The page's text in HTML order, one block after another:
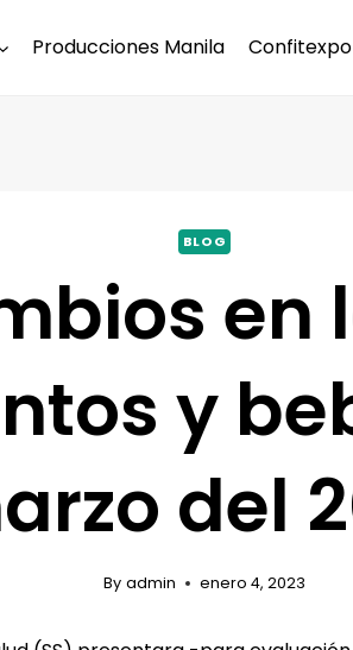
Producciones Manila
BLOG
y
del
By admin enero 4, 2023